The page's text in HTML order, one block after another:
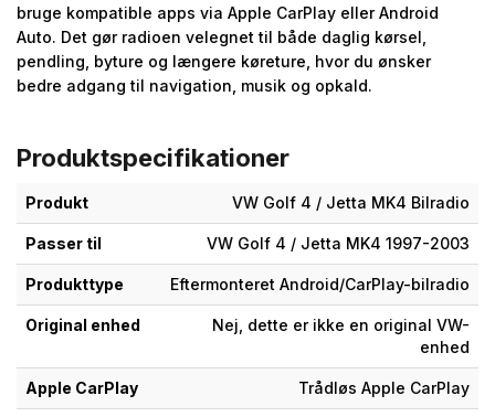
bruge kompatible apps via Apple CarPlay eller Android
Auto. Det gør radioen velegnet til både daglig kørsel,
pendling, byture og længere køreture, hvor du ønsker
bedre adgang til navigation, musik og opkald.
Produktspecifikationer
Produkt VW Golf 4 / Jetta MK4 Bilradio
Passer til VW Golf 4 / Jetta MK4 1997-2003
Produkttype Eftermonteret Android/CarPlay-bilradio
Original enhed
Nej, dette er ikke en original VW-
enhed
Apple CarPlay Trådløs Apple CarPlay